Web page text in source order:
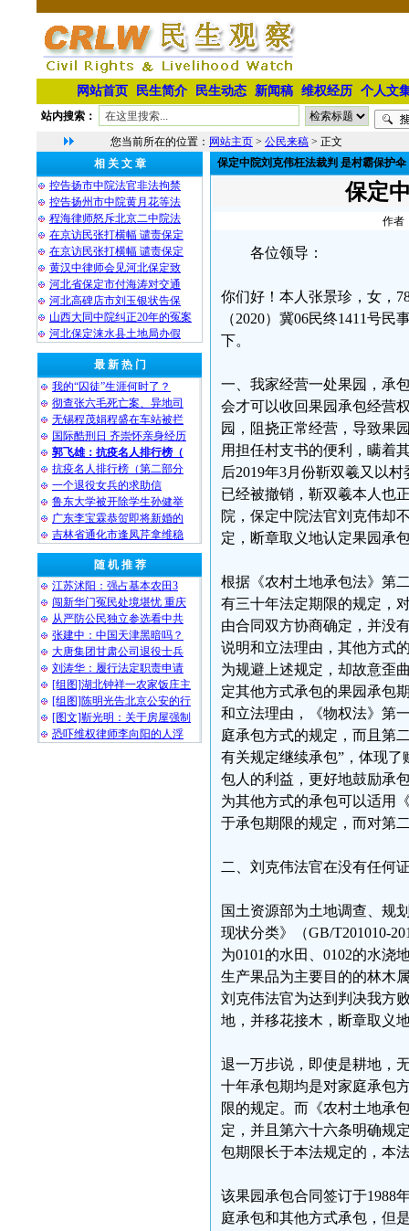
网站首页 民生简介 民生动态 新闻稿 维权经历 个人文
站内搜索：
您当前所在的位置： 网站主页 > 公民来稿 > 正文
相 关 文 章
控告扬市中院法官非法拘禁
控告扬州市中院黄月花等法
程海律师怒斥北京二中院法
在京访民张打横幅 谴责保定
在京访民张打横幅 谴责保定
黄汉中律师会见河北保定致
河北省保定市付海涛对交通
河北高碑店市刘玉银状告保
山西大同中院纠正20年的冤案
河北保定涞水县土地局办假
最 新 热 门
我的“囚徒”生涯何时了？
彻查张六毛死亡案、异地司
无锡程茂娟程盛在车站被拦
国际酷刑日 齐崇怀亲身经历
郭飞雄：抗疫名人排行榜（
抗疫名人排行榜（第二部分
一个退役女兵的求助信
鲁东大学被开除学生孙健举
广东李宝霖恭贺即将新婚的
吉林省通化市逢凤芹拿维稳
随 机 推 荐
江苏沭阳：强占基本农田3
闯新华门冤民处境堪忧 重庆
从严防公民独立参选看中共
张建中：中国天津黑暗吗？
大唐集团甘肃公司退役士兵
刘涛华：履行法定职责申请
[组图]湖北钟祥一农家饭庄主
[组图]陈明光告北京公安的行
[图文]靳光明：关于房屋强制
恐吓维权律师李向阳的人浮
保定中院刘克伟枉法裁判 是村霸保护伞
保定
作者
各位领导：
你们好！本人张景珍，女，
（2020）冀06民终1411号
下。
一、我家经营一处果园，承
会才可以收回果园承包经营
园，阻挠正常经营，导致果
用担任村支书的便利，瞒着
后2019年3月份靳双羲又以
已经被撤销，靳双羲本人也
院，保定中院法官刘克伟却
定，断章取义地认定果园承
根据《农村土地承包法》第
有三十年法定期限的规定，
由合同双方协商确定，并没
说明和立法理由，其他方式
为规避上述规定，却故意歪
定其他方式承包的果园承包
和立法理由，《物权法》第
庭承包方式的规定，而且第
有关规定继续承包”，体现
包人的利益，更好地鼓励承
为其他方式的承包可以适用
于承包期限的规定，而对第
二、刘克伟法官在没有任何
国土资源部为土地调查、规
现状分类》（GB/T201010-
为0101的水田、0102的水浇
生产果品为主要目的的林木
刘克伟法官为达到判决我方
地，并移花接木，断章取义
退一万步说，即使是耕地，
十年承包期均是对家庭承包
限的规定。而《农村土地承
定，并且第六十六条明确规
包期限长于本法规定的，本
该果园承包合同签订于1988
庭承包和其他方式承包，但